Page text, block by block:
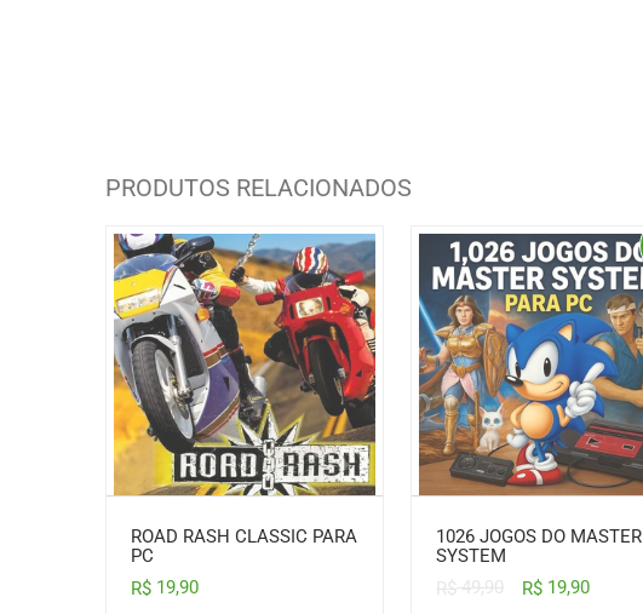
PRODUTOS RELACIONADOS
ROAD RASH CLASSIC PARA
PC
R$ 19,90
1026 JOGOS DO MASTER
SYSTEM
R$49,90 R$ 19,90